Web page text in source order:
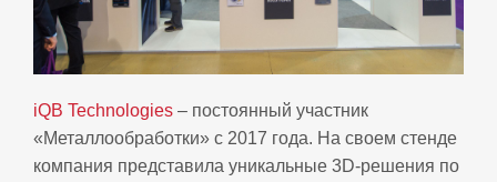
iQB Technologies – постоянный участник
«Металлообработки» с 2017 года. На своем стенде
компания представила уникальные 3D-решения по